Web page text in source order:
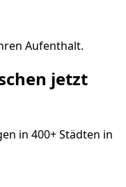
Aufenthalt.
jetzt
in 400+ Städten in